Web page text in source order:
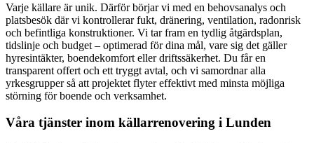
Varje källare är unik. Därför börjar vi med en behovsanalys och
platsbesök där vi kontrollerar fukt, dränering, ventilation, radonrisk
och befintliga konstruktioner. Vi tar fram en tydlig åtgärdsplan,
tidslinje och budget – optimerad för dina mål, vare sig det gäller
hyresintäkter, boendekomfort eller driftssäkerhet. Du får en
transparent offert och ett tryggt avtal, och vi samordnar alla
yrkesgrupper så att projektet flyter effektivt med minsta möjliga
störning för boende och verksamhet.
Våra tjänster inom källarrenovering i Lunden